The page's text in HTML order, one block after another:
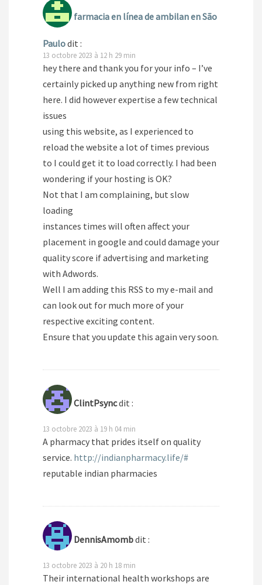
farmacia en línea de ambilan en São
Paulodit :
13 octobre 2023 à 12 h 29 min
hey there and thank you for your info – I’ve
certainly picked up anything new from right
here. I did however expertise a few technical
issues
using this website, as I experienced to
reload the website a lot of times previous
to I could get it to load correctly. I had been
wondering if your hosting is OK?
Not that I am complaining, but slow
loading
instances times will often affect your
placement in google and could damage your
quality score if advertising and marketing
with Adwords.
Well I am adding this RSS to my e-mail and
can look out for much more of your
respective exciting content.
Ensure that you update this again very soon.
ClintPsyncdit :
13 octobre 2023 à 19 h 04 min
A pharmacy that prides itself on quality
service. http://indianpharmacy.life/#
reputable indian pharmacies
DennisAmombdit :
13 octobre 2023 à 20 h 18 min
Their international health workshops are